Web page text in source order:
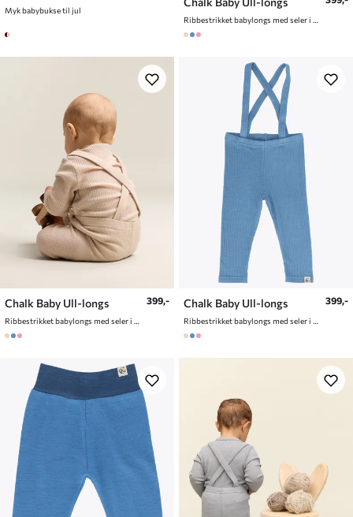
Myk babybukse til jul
Ribbestrikket babylongs med seler i ullblaning
Chalk Baby Ull-longs
Ribbestrikket babylongs med seler i ullblaning
399,- Chalk Baby Ull-longs
Ribbestrikket babylongs med seler i ullblaning
399,-